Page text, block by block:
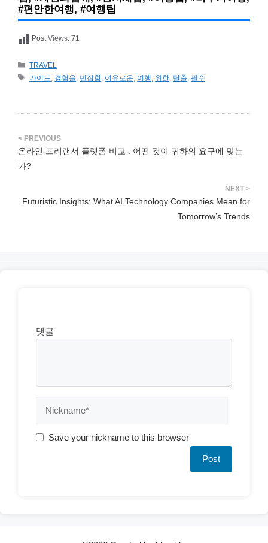
#편안한여행, #여행팁
Post Views: 71
카
테
TRAVEL
태
가이드 경험을 번잡함 여유로운 여행 ,위한 탈출 필수
온라인 프리랜서 플랫폼 비교 : 어떤 것이 귀하의 요구에 맞는
가?
Futuristic Insights: What AI Technology Companies Mean for
Tomorrow’s Trends
댓글
Save your nickname to this browser